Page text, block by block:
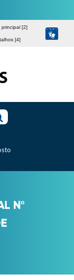
principal [2]
[4]
Nº